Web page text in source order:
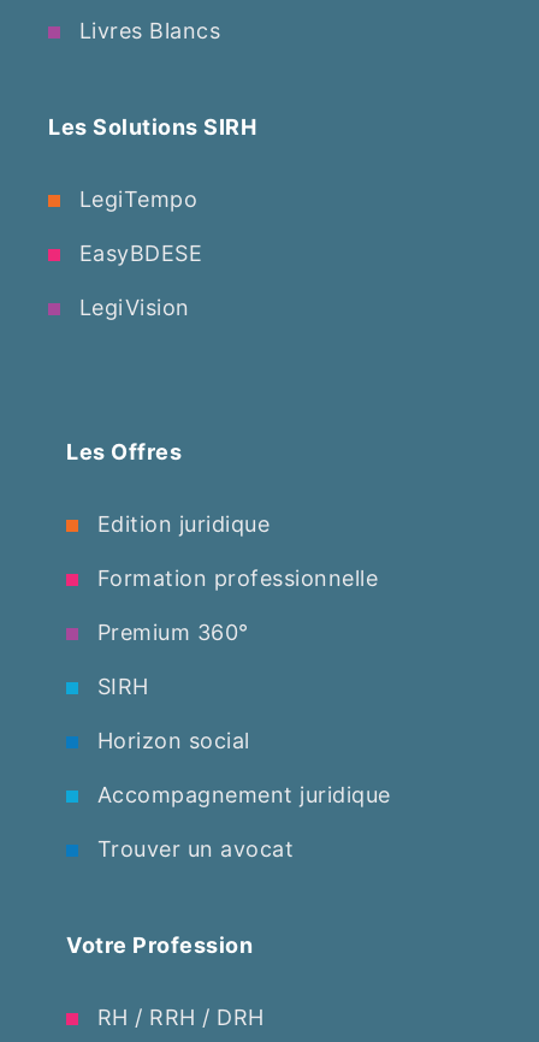
Livres Blancs
Les Solutions SIRH
LegiTempo
EasyBDESE
LegiVision
Les Offres
Edition juridique
Formation professionnelle
Premium 360°
SIRH
Horizon social
Accompagnement juridique
Trouver un avocat
Votre Profession
RH / RRH / DRH